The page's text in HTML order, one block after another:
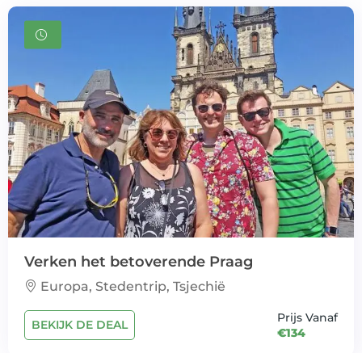
Verken het betoverende Praag
Europa, Stedentrip, Tsjechië
BEKIJK DE DEAL
Prijs Vanaf
€134